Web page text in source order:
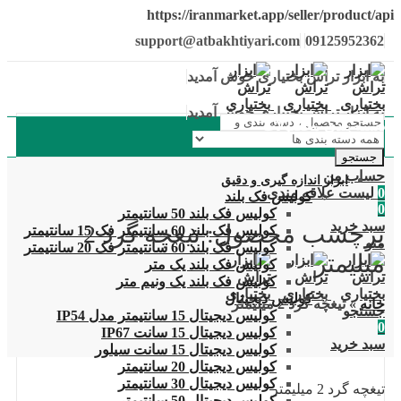
https://iranmarket.app/seller/product/api
support@atbakhtiyari.com 09125952362
به ابزار تراش بختیاری خوش آمدید
به ابزار تراش بختیاری خوش آمدید
جستجو
حساب من
0 لیست علاقه مندی
0
سبد خرید
منو
جستجو
0
سبد خرید
دسته بندی محصولات
ابزار اندازه گیری و دقیق
کولیس فک بلند
کولیس فک بلند 50 سانتیمتر
کولیس فک بلند 60 سانتیمتر فک 15 سانتیمتر
کولیس فک بلند 60 سانتیمتر فک 20 سانتیمتر
کولیس فک بلند یک متر
کولیس فک بلند یک ونیم متر
کولیس دیجیتال
کولیس دیجیتال 15 سانتیمتر مدل IP54
کولیس دیجیتال 15 سانت IP67
کولیس دیجیتال 15 سانت سیلور
کولیس دیجیتال 20 سانتیمتر
کولیس دیجیتال 30 سانتیمتر
برچسب محصول: تیغچه گرد 2
میلیمتر
خانه»تیغچه گرد 2 میلیمتر
تیغچه گرد 2 میلیمتر